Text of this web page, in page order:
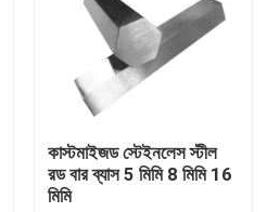
কাস্টমাইজড স্টেইনলেস স্টীল
রড বার ব্যাস 5 মিমি 8 মিমি 16
মিমি